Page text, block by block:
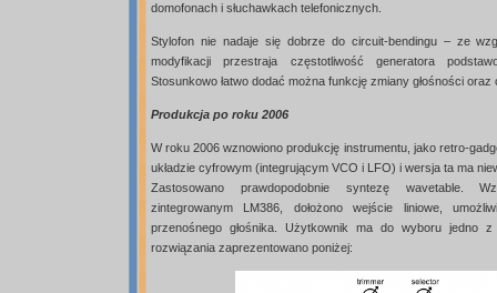
domofonach i słuchawkach telefonicznych.
Stylofon nie nadaje się dobrze do circuit-bendingu – ze
modyfikacji przestraja częstotliwość generatora
Stosunkowo łatwo dodać można funkcję zmiany głośności
Produkcja po roku 2006
W roku 2006 wznowiono produkcję instrumentu, jako retro-
układzie cyfrowym (integrującym VCO i LFO) i wersja ta ma
Zastosowano prawdopodobnie syntezę wavetable.
zintegrowanym LM386, dołożono wejście liniowe,
przenośnego głośnika. Użytkownik ma do wyboru jedno
rozwiązania zaprezentowano poniżej: